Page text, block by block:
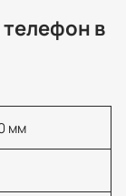
в
мм